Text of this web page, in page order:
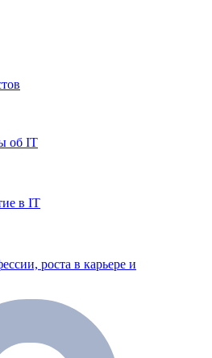
об IT
в IT
роста в карьере и